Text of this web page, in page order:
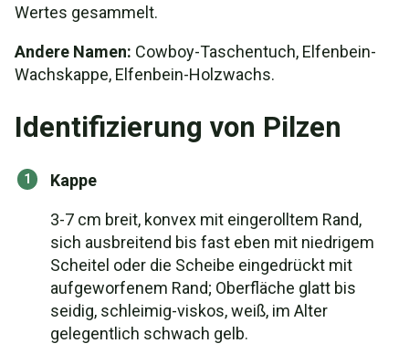
Wertes gesammelt.
Andere Namen: Cowboy-Taschentuch, Elfenbein-
Wachskappe, Elfenbein-Holzwachs.
Identifizierung von Pilzen
Kappe
3-7 cm breit, konvex mit eingerolltem Rand,
sich ausbreitend bis fast eben mit niedrigem
Scheitel oder die Scheibe eingedrückt mit
aufgeworfenem Rand; Oberfläche glatt bis
seidig, schleimig-viskos, weiß, im Alter
gelegentlich schwach gelb.